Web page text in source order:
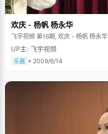
欢庆 - 杨帆 杨永华
飞宇视频 第16期, 欢庆 - 杨帆 杨永华
UP主: 飞宇视频
乐器 • 2009/6/14